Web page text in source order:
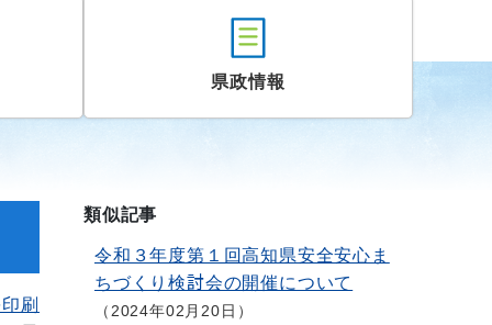
県政情報
刷
類似記事
令和３年度第１回高知県安全安心ま
ちづくり検討会の開催について
2024年02月20日